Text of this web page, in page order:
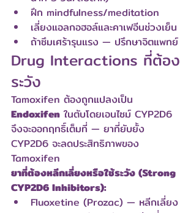
ฝึก mindfulness/meditation
เลี่ยงแอลกอฮอล์และคาเฟอีนช่วงเย็น
ถ้าซึมเศร้ารุนแรง — ปรึกษาจิตแพทย์
Drug Interactions ที่ต้อง
ระวัง
Tamoxifen ต้องถูกแปลงเป็น
Endoxifen ในตับโดยเอนไซม์ CYP2D6
จึงจะออกฤทธิ์เต็มที่ — ยาที่ยับยั้ง
CYP2D6 จะลดประสิทธิภาพของ
Tamoxifen
ยาที่ต้องหลีกเลี่ยงหรือใช้ระวัง (Strong
CYP2D6 Inhibitors):
Fluoxetine (Prozac) — หลีกเลี่ยง